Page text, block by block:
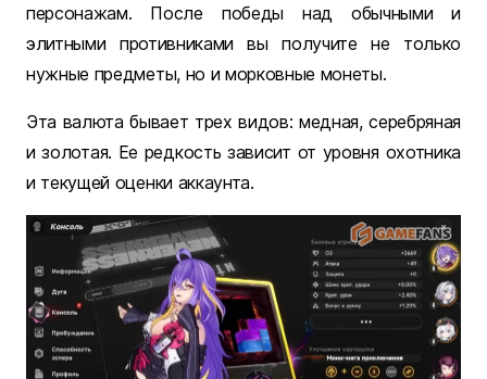
персонажам. После победы над обычными и
элитными противниками вы получите не только
нужные предметы, но и морковные монеты.
Эта валюта бывает трех видов: медная, серебряная
и золотая. Ее редкость зависит от уровня охотника
и текущей оценки аккаунта.